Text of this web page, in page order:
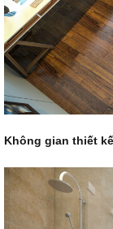
Không gian thiết